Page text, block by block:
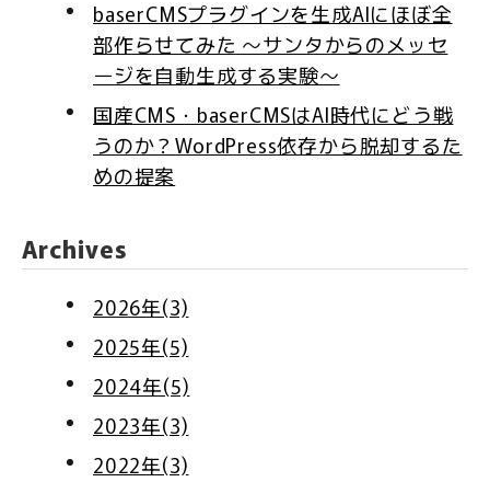
baserCMSプラグインを生成AIにほぼ全
部作らせてみた 〜サンタからのメッセ
ージを自動生成する実験〜
国産CMS・baserCMSはAI時代にどう戦
うのか？WordPress依存から脱却するた
めの提案
Archives
2026年(3)
2025年(5)
2024年(5)
2023年(3)
2022年(3)